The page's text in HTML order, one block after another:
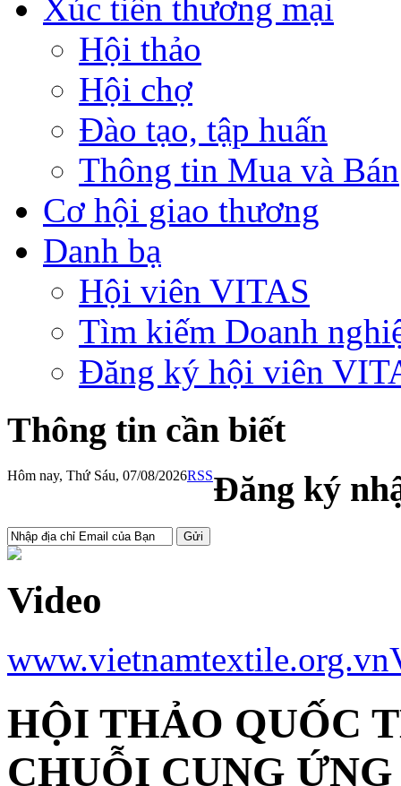
Xúc tiến thương mại
Hội thảo
Hội chợ
Đào tạo, tập huấn
Thông tin Mua và Bán
Cơ hội giao thương
Danh bạ
Hội viên VITAS
Tìm kiếm Doanh
Đăng ký hội viên
Thông tin cần biết
Hôm nay, Thứ Sáu, 07/08/2026RSSĐăng ký
Video
www.vietnamtextile.org.vn
HỘI THẢO QUỐC
CHUỖI CUNG